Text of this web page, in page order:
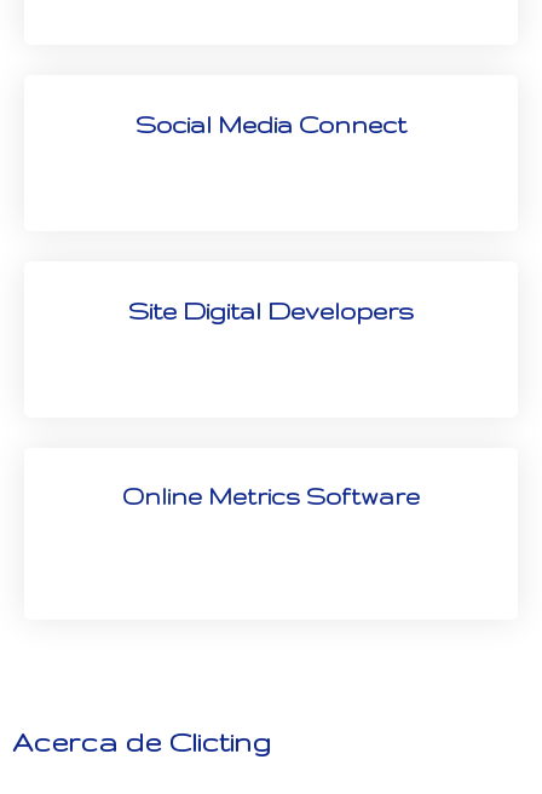
Social Media Connect
Site Digital Developers
Online Metrics Software
Acerca de Clicting